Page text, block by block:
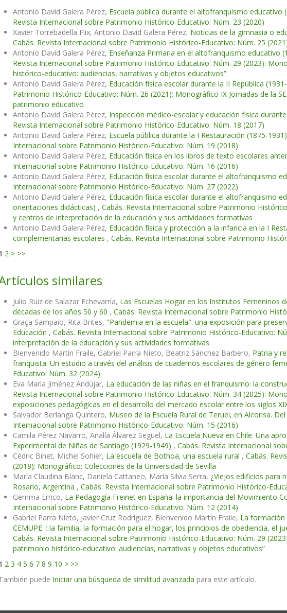
Antonio David Galera Pérez, Escuela pública durante el altofranquismo
Revista Internacional sobre Patrimonio Histórico-Educativo: Núm. 23 (2020)
Xavier Torrebadella Flix, Antonio David Galera Pérez, Noticias de la gimnasia o
Cabás. Revista Internacional sobre Patrimonio Histórico-Educativo: Núm. 25
Antonio David Galera Pérez, Enseñanza Primaria en el altofranquismo educativo
Revista Internacional sobre Patrimonio Histórico-Educativo: Núm. 29 (2023):
histórico-educativo: audiencias, narrativas y objetos educativos”
Antonio David Galera Pérez, Educación física escolar durante la II República
Patrimonio Histórico-Educativo: Núm. 26 (2021): Monográfico IX Jornadas de la
patrimonio educativo
Antonio David Galera Pérez, Inspección médico-escolar y educación física
Revista Internacional sobre Patrimonio Histórico-Educativo: Núm. 18 (2017)
Antonio David Galera Pérez, Escuela pública durante la I Restauración (1875-
Internacional sobre Patrimonio Histórico-Educativo: Núm. 19 (2018)
Antonio David Galera Pérez, Educación física en los libros de texto escolares
Internacional sobre Patrimonio Histórico-Educativo: Núm. 16 (2016)
Antonio David Galera Pérez, Educación física escolar durante el altofranquismo
Internacional sobre Patrimonio Histórico-Educativo: Núm. 27 (2022)
Antonio David Galera Pérez, Educación física escolar durante el altofranquismo
orientaciones didácticas) , Cabás. Revista Internacional sobre Patrimonio
y centros de interpretación de la educación y sus actividades formativas
Antonio David Galera Pérez, Educación física y protección a la infancia en la I
complementarias escolares , Cabás. Revista Internacional sobre Patrimonio
2 > >>
similares
Julio Ruiz de Salazar Echevarría, Las Escuelas Hogar en los Institutos Femeninos
décadas de los años 50 y 60 , Cabás. Revista Internacional sobre Patrimonio
Graça Sampaio, Rita Brites, "Pandemia en la escuela": una exposición para
Educación , Cabás. Revista Internacional sobre Patrimonio Histórico-Educativo:
interpretación de la educación y sus actividades formativas
Bienvenido Martín Fraile, Gabriel Parra Nieto, Beatriz Sánchez Barbero, Patria y
franquista. Un estudio a través del análisis de cuadernos escolares de género
Educativo: Núm. 32 (2024)
Eva María Jiménez Andújar, La educación de las niñas en el franquismo: la
Revista Internacional sobre Patrimonio Histórico-Educativo: Núm. 34 (2025):
exposiciones pedagógicas en el desarrollo del mercado escolar entre los siglos
Salvador Berlanga Quintero, Museo de la Escuela Rural de Teruel, en Alcorisa.
Internacional sobre Patrimonio Histórico-Educativo: Núm. 15 (2016)
Camila Pérez Navarro, Analía Álvarez Seguel, La Escuela Nueva en Chile. Una
Experimental de Niñas de Santiago (1929-1949) , Cabás. Revista Internacional
Cédric Binet, Michel Sohier, La escuela de Bothoa, una escuela rural , Cabás.
(2018): Monográfico: Colecciones de la Universidad de Sevilla
María Claudina Blanc, Daniela Cattaneo, María Silvia Serra, ¿Viejos edificios para
Rosario, Argentina , Cabás. Revista Internacional sobre Patrimonio Histórico-
Gemma Errico, La Pedagogía Freinet en España: la importancia del Movimiento
Internacional sobre Patrimonio Histórico-Educativo: Núm. 12 (2014)
Gabriel Parra Nieto, Javier Cruz Rodríguez, Bienvenido Martín Fraile, La formación
CEMUPE: : la familia, la formación para el hogar, los principios de obediencia, el
Cabás. Revista Internacional sobre Patrimonio Histórico-Educativo: Núm. 29
patrimonio histórico-educativo: audiencias, narrativas y objetos educativos”
2 3 4 5 6 7 8 9 10 > >>
puede Iniciar una búsqueda de similitud avanzada para este artículo.